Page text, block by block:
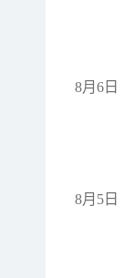
8月6日
8月5日